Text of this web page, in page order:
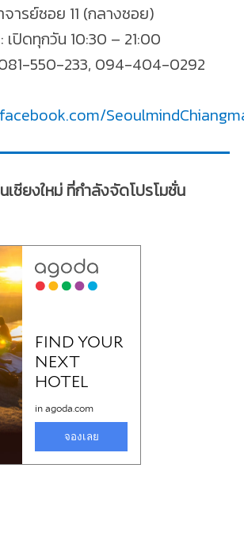
ารย์ซอย 11 (กลางซอย)
เปิดทุกวัน 10:30 – 21:00
550-233, 094-404-0292
เชียงใหม่ ที่กำลังจัดโปรโมชั่น